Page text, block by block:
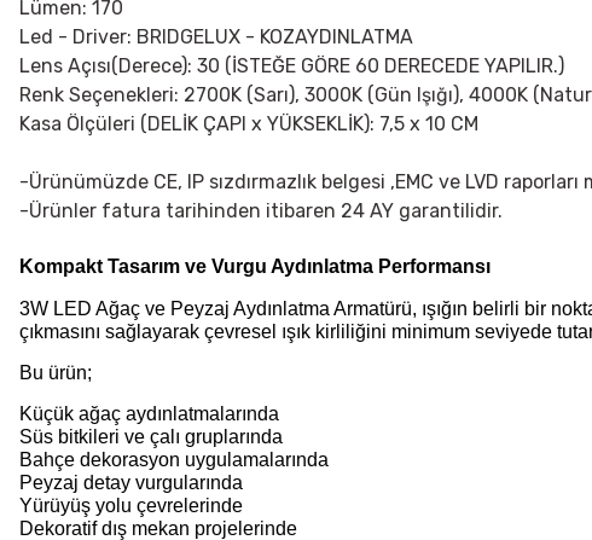
Lümen: 170
Led - Driver: BRIDGELUX - KOZAYDINLATMA
Lens Açısı(Derece): 30 (İSTEĞE GÖRE 60 DERECEDE YAPILIR.)
Renk Seçenekleri: 2700K (Sarı), 3000K (Gün Işığı), 4000K
Kasa Ölçüleri (DELİK ÇAPI x YÜKSEKLİK): 7,5 x 10 CM
-Ürünümüzde CE, IP sızdırmazlık belgesi ,EMC ve LVD
-Ürünler fatura tarihinden itibaren 24 AY garantilidir.
Kompakt Tasarım ve Vurgu Aydınlatma Performansı
3W LED Ağaç ve Peyzaj Aydınlatma Armatürü, ışığın belirli bir
çıkmasını sağlayarak çevresel ışık kirliliğini minimum seviyede
Bu ürün;
Küçük ağaç aydınlatmalarında
Süs bitkileri ve çalı gruplarında
Bahçe dekorasyon uygulamalarında
Peyzaj detay vurgularında
Yürüyüş yolu çevrelerinde
Dekoratif dış mekan projelerinde